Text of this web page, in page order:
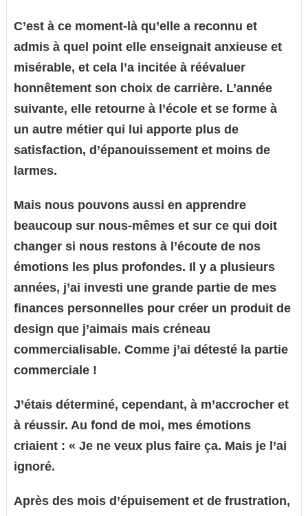
C’est à ce moment-là qu’elle a reconnu et
admis à quel point elle enseignait anxieuse et
misérable, et cela l’a incitée à réévaluer
honnêtement son choix de carrière. L’année
suivante, elle retourne à l’école et se forme à
un autre métier qui lui apporte plus de
satisfaction, d’épanouissement et moins de
larmes.
Mais nous pouvons aussi en apprendre
beaucoup sur nous-mêmes et sur ce qui doit
changer si nous restons à l’écoute de nos
émotions les plus profondes. Il y a plusieurs
années, j’ai investi une grande partie de mes
finances personnelles pour créer un produit de
design que j’aimais mais créneau
commercialisable. Comme j’ai détesté la partie
commerciale !
J’étais déterminé, cependant, à m’accrocher et
à réussir. Au fond de moi, mes émotions
criaient : « Je ne veux plus faire ça. Mais je l’ai
ignoré.
Après des mois d’épuisement et de frustration,